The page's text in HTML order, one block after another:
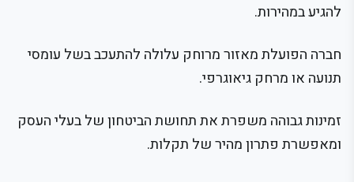
להגיע במהירות.
חברה הפועלת מאזור מרוחק עלולה להתעכב בשל עומסי
תנועה או מרחק גיאוגרפי.
זמינות גבוהה משפרת את תחושת הביטחון של בעלי העסק
ומאפשרת פתרון מהיר של תקלות.